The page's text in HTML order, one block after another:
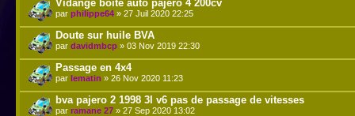
Vidange boite auto pajero 4 200cv
par philippe64 » 27 Juil 2020 22:25
Doute sur huile BVA
par davidmbcp » 03 Nov 2019 22:30
Passage en 4x4
par lematin » 26 Nov 2020 11:23
bva pajero 2 1998 3l v6 pas de passage de vitesses
par ramane 27 » 27 Sep 2020 13:02